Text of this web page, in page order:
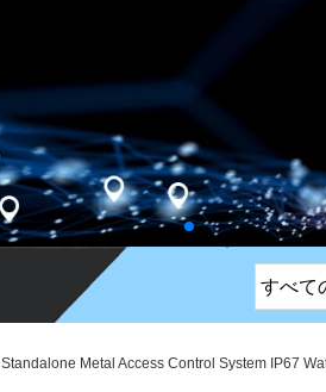
すべて
Standalone Metal Access Control System IP67